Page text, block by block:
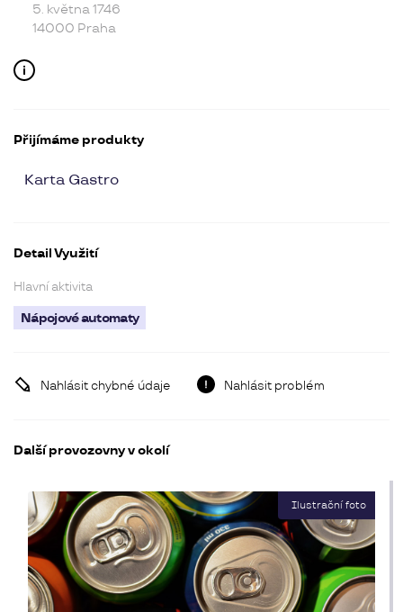
5. května 1746
14000 Praha
Přijímáme produkty
Karta Gastro
Detail Využití
Hlavní aktivita
Nápojové automaty
Nahlásit chybné údaje Nahlásit problém
Další provozovny v okolí